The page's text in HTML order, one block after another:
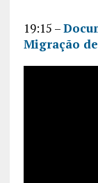
19:15 –
Migração